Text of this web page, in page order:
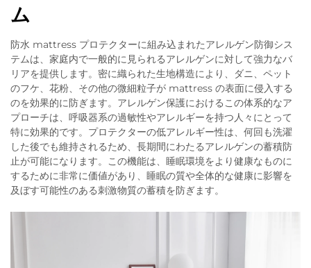
ム
防水 mattress プロテクターに組み込まれたアレルゲン防御シス
テムは、家庭内で一般的に見られるアレルゲンに対して強力なバ
リアを提供します。密に織られた生地構造により、ダニ、ペット
のフケ、花粉、その他の微細粒子が mattress の表面に侵入する
のを効果的に防ぎます。アレルゲン保護におけるこの体系的なア
プローチは、呼吸器系の過敏性やアレルギーを持つ人々にとって
特に効果的です。プロテクターの低アレルギー性は、何回も洗濯
した後でも維持されるため、長期間にわたるアレルゲンの蓄積防
止が可能になります。この機能は、睡眠環境をより健康なものに
するために非常に価値があり、睡眠の質や全体的な健康に影響を
及ぼす可能性のある刺激物質の蓄積を防ぎます。